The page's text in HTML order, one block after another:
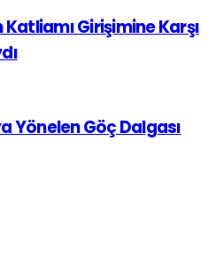
Girişimine Karşı
Yönelen Göç Dalgası